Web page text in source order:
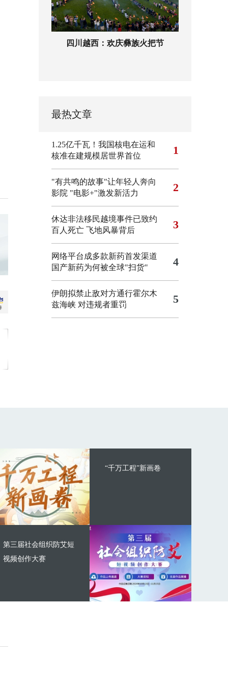
四川越西：欢庆彝族火把节
最热文章
1.25亿千瓦！我国核电在运和
核准在建规模居世界首位
1
"有共鸣的故事"让年轻人奔向
影院 "电影+"激发新活力 2
休达非法移民越境事件已致约
百人死亡 飞地风暴背后 3
网络平台成多款新药首发渠道
国产新药为何被全球"扫货"
4
伊朗拟禁止敌对方通行霍尔木
兹海峡 对违规者重罚
5
“千万工程”新画卷
第三届社会组织防艾短
视频创作大赛